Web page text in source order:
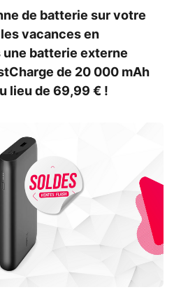
de batterie sur votre
vacances en
batterie externe
de 20 000 mAh
lieu de 69,99 € !